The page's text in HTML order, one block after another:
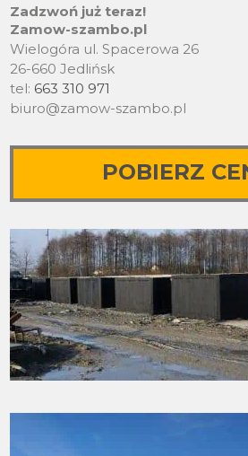
Zadzwoń już teraz!
Zamow-szambo.pl
Wielogóra ul. Spacerowa 26
26-660 Jedlińsk
tel: 663 310 971
biuro@zamow-szambo.pl
POBIERZ